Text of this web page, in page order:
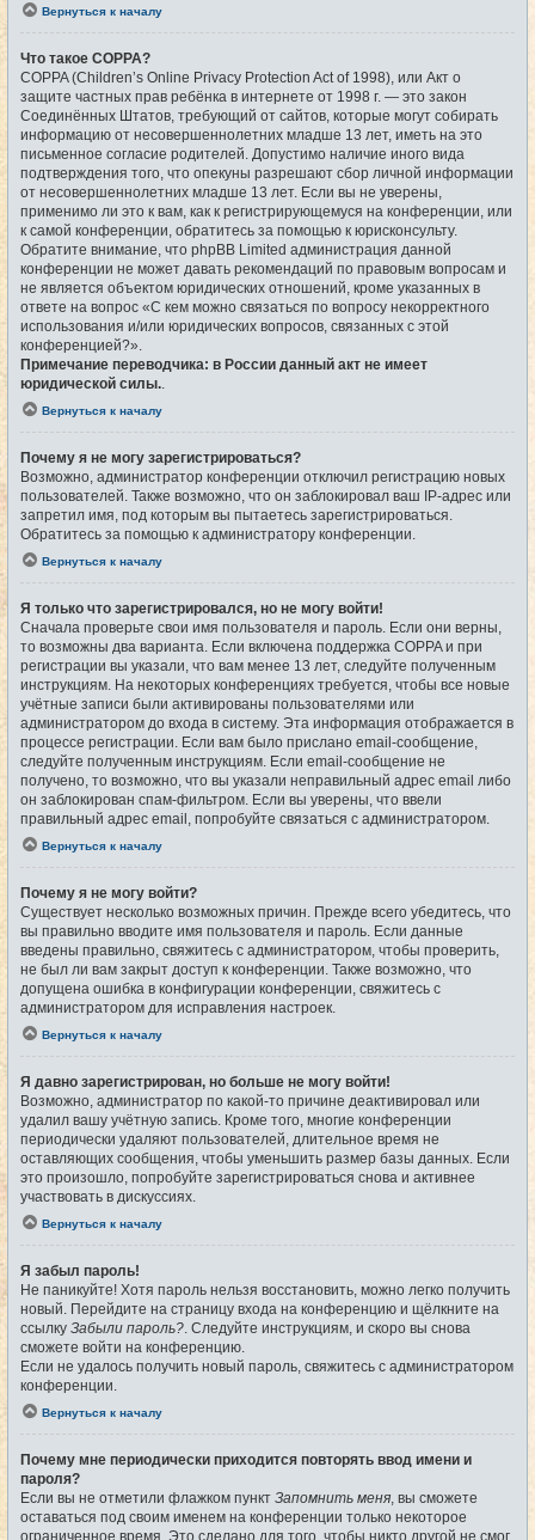
Вернуться к началу
Что такое COPPA?
COPPA (Children’s Online Privacy Protection Act of 1998), или Акт о
защите частных прав ребёнка в интернете от 1998 г. — это закон
Соединённых Штатов, требующий от сайтов, которые могут собирать
информацию от несовершеннолетних младше 13 лет, иметь на это
письменное согласие родителей. Допустимо наличие иного вида
подтверждения того, что опекуны разрешают сбор личной информации
от несовершеннолетних младше 13 лет. Если вы не уверены,
применимо ли это к вам, как к регистрирующемуся на конференции, или
к самой конференции, обратитесь за помощью к юрисконсульту.
Обратите внимание, что phpBB Limited администрация данной
конференции не может давать рекомендаций по правовым вопросам и
не является объектом юридических отношений, кроме указанных в
ответе на вопрос «С кем можно связаться по вопросу некорректного
использования и/или юридических вопросов, связанных с этой
конференцией?».
Примечание переводчика: в России данный акт не имеет
юридической силы.
Вернуться к началу
Почему я не могу зарегистрироваться?
Возможно, администратор конференции отключил регистрацию новых
пользователей. Также возможно, что он заблокировал ваш IP-адрес или
запретил имя, под которым вы пытаетесь зарегистрироваться.
Обратитесь за помощью к администратору конференции.
Вернуться к началу
Я только что зарегистрировался, но не могу войти!
Сначала проверьте свои имя пользователя и пароль. Если они верны,
то возможны два варианта. Если включена поддержка COPPA и при
регистрации вы указали, что вам менее 13 лет, следуйте полученным
инструкциям. На некоторых конференциях требуется, чтобы все новые
учётные записи были активированы пользователями или
администратором до входа в систему. Эта информация отображается в
процессе регистрации. Если вам было прислано email-сообщение,
следуйте полученным инструкциям. Если email-сообщение не
получено, то возможно, что вы указали неправильный адрес email либо
он заблокирован спам-фильтром. Если вы уверены, что ввели
правильный адрес email, попробуйте связаться с администратором.
Вернуться к началу
Почему я не могу войти?
Существует несколько возможных причин. Прежде всего убедитесь, что
вы правильно вводите имя пользователя и пароль. Если данные
введены правильно, свяжитесь с администратором, чтобы проверить,
не был ли вам закрыт доступ к конференции. Также возможно, что
допущена ошибка в конфигурации конференции, свяжитесь с
администратором для исправления настроек.
Вернуться к началу
Я давно зарегистрирован, но больше не могу войти!
Возможно, администратор по какой-то причине деактивировал или
удалил вашу учётную запись. Кроме того, многие конференции
периодически удаляют пользователей, длительное время не
оставляющих сообщения, чтобы уменьшить размер базы данных. Если
это произошло, попробуйте зарегистрироваться снова и активнее
участвовать в дискуссиях.
Вернуться к началу
Я забыл пароль!
Не паникуйте! Хотя пароль нельзя восстановить, можно легко получить
новый. Перейдите на страницу входа на конференцию и щёлкните на
ссылку Забыли пароль? . Следуйте инструкциям, и скоро вы снова
сможете войти на конференцию.
Если не удалось получить новый пароль, свяжитесь с администратором
конференции.
Вернуться к началу
Почему мне периодически приходится повторять ввод имени и
пароля?
Если вы не отметили флажком пункт Запомнить меня , вы сможете
оставаться под своим именем на конференции только некоторое
ограниченное время. Это сделано для того, чтобы никто другой не смог